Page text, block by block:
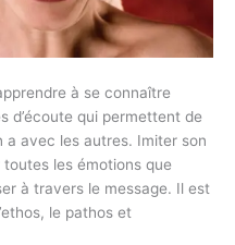
à se connaître
d’écoute qui permettent de
a avec les autres. Imiter son
les émotions que
à travers le message. Il est
le pathos et